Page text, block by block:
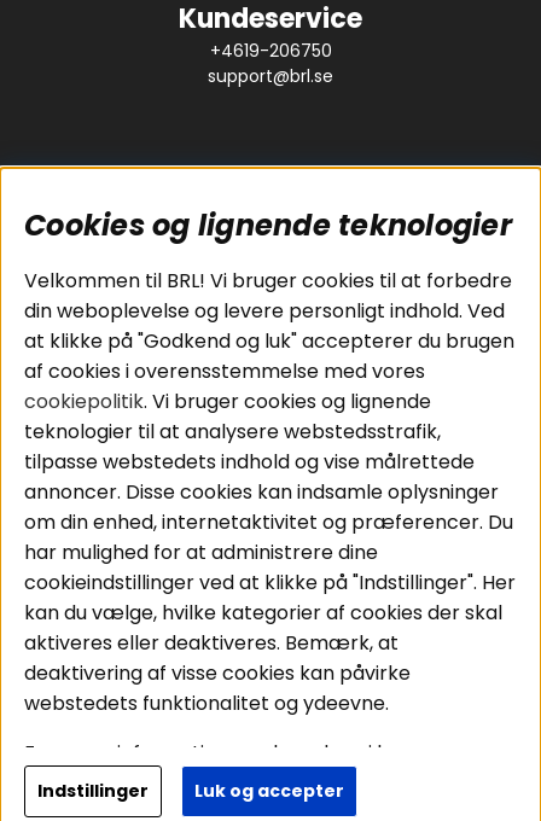
Kundeservice
+4619-206750
support@brl.se
Populære sider
Pakkeløsninger
Bilstereo
Højttalere
Forstærker
Smartphone
Tilbehør
Kabler
Kundeservice
Cookies
Handelsbetingelser
Personvernpolicy
Service / Garanti /
Retur
Områder
Bilstereo
Hjemmestereo
S
g på din bil
Følg os
Instagram
Facebook
Youtube
Copyright © 2026 - BRL Electronics
Cookies og lignende teknologier
Velkommen til BRL! Vi bruger cookies til at forbedre
din weboplevelse og levere personligt indhold. Ved
at klikke på "Godkend og luk" accepterer du brugen
af cookies i overensstemmelse med vores
cookiepolitik. Vi bruger cookies og lignende
teknologier til at analysere webstedsstrafik,
tilpasse webstedets indhold og vise målrettede
annoncer. Disse cookies kan indsamle oplysninger
om din enhed, internetaktivitet og præferencer. Du
har mulighed for at administrere dine
cookieindstillinger ved at klikke på "Indstillinger". Her
kan du vælge, hvilke kategorier af cookies der skal
aktiveres eller deaktiveres. Bemærk, at
deaktivering af visse cookies kan påvirke
webstedets funktionalitet og ydeevne.
For mere information om, hvordan vi bruger
cookies og behandler dine personoplysninger, læs
venligst vorespersonvernpolicy. Ved at fortsætte
Indstillinger Luk og accepter